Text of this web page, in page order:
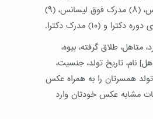
واحدهای دوره فوق لیسانس، (٨) مدرک فوق لیسانس، (۹)
و (١٠) مدرک دکترا.
طلاق گرفته، بیوه،
نام، تاریخ تولد، جنسیت،
همسرتان را به همراه عکس
مشابه عکس خودتان وارد